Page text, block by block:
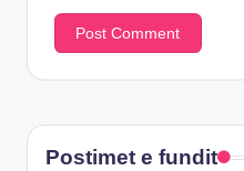
Postimet e fundit